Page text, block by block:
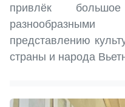
привлёк
представлению
страны и народа